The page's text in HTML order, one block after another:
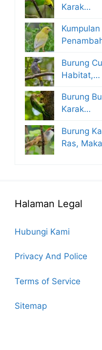
Karak…
Burung
Habitat,…
Burung
Karak…
Burung
Ras,
Halaman Legal
Hubungi Kami
Privacy And Police
Terms of Service
Sitemap